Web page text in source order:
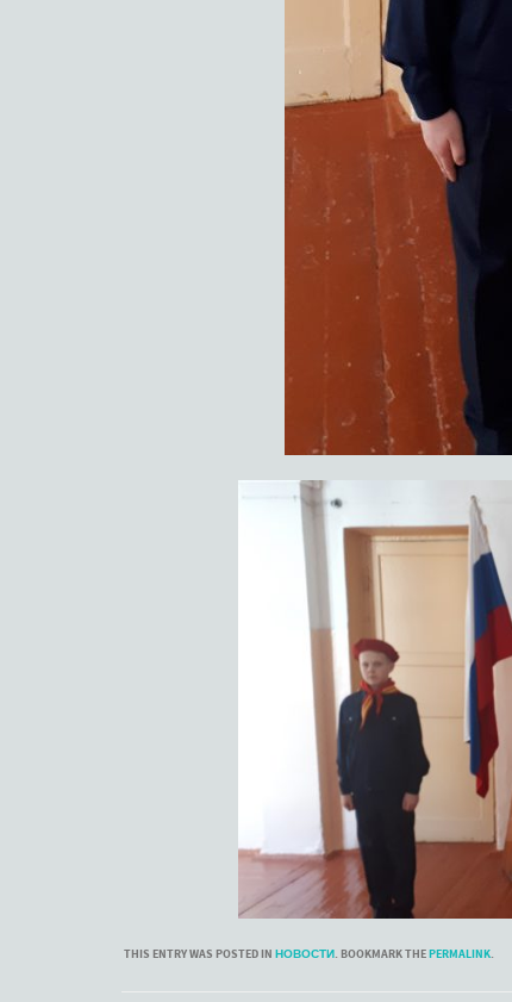
THIS ENTRY WAS POSTED IN НОВОСТИ. BOOKMARK THEPERMALINK.